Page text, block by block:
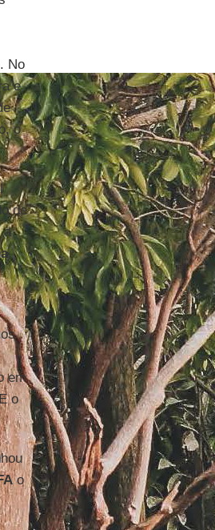
No
e
o
de
a
,
em
o
o